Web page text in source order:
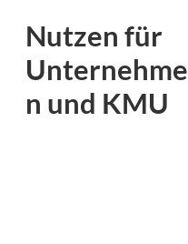
Nutzen für
Unternehme
n und KMU